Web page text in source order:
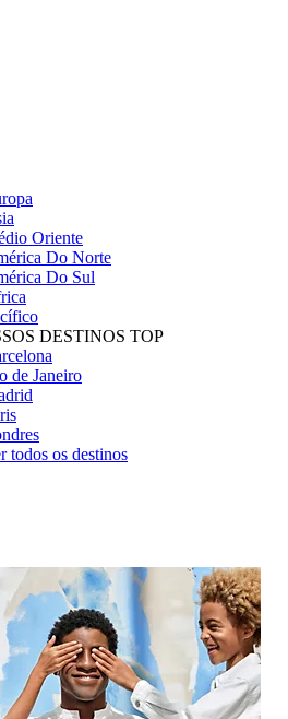
Oriente
Do Norte
Do Sul
DESTINOS TOP
de Janeiro
todos os destinos